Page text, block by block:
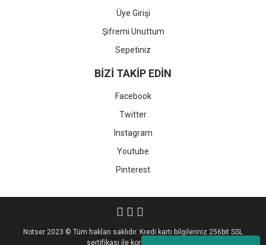
Üye Girişi
Şifremi Unuttum
Sepetiniz
BİZİ TAKİP EDİN
Facebook
Twitter
Instagram
Youtube
Pinterest
Notser 2023 © Tüm hakları saklıdır. Kredi kartı bilgileriniz 256bit SSL
sertifikası ile korunmaktadır.